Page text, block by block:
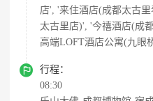
店', '来住酒店(成都太古
太古里店)', '今禧酒店(成
高端LOFT酒店公寓(九眼

行程：
08:30